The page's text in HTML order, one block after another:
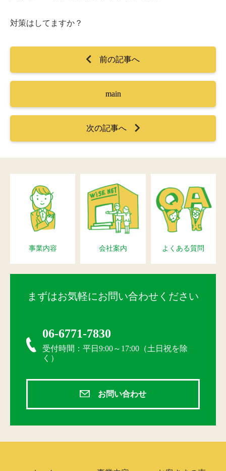
対策はしてますか？
前の記事へ
main
次の記事へ
事業内容 会社案内 よくある質問
まずはお気軽にお問い合わせください
06-6771-7830
受付時間：平日9:00～17:00（土日祝を除
く）
お問い合わせ